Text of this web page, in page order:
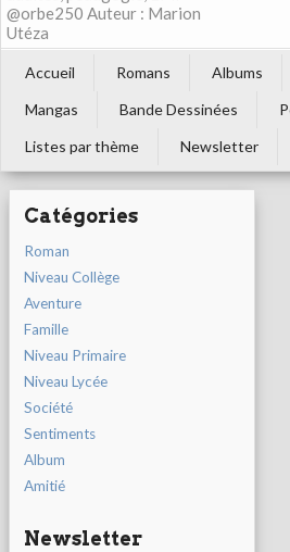
@orbe250 Auteur : Marion
Utéza
Accueil Romans Albums
Mangas
Bande Dessinées
Listes par thème
Newsletter
Catégories
Roman
Niveau Collège
Aventure
Famille
Niveau Primaire
Niveau Lycée
Société
Sentiments
Album
Amitié
Newsletter